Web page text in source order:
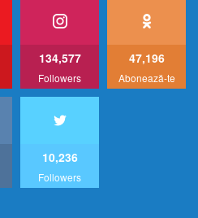
134,577
Followers
47,196
Abonează-te
10,236
Followers